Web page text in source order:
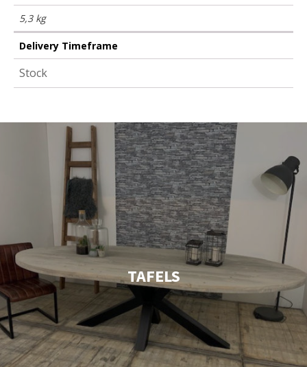
5,3 kg
Delivery Timeframe
Stock
TAFELS